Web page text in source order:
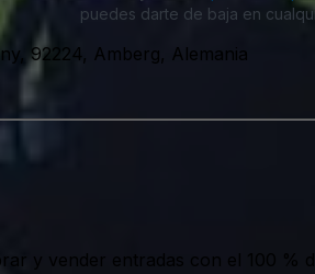
puedes darte de baja en
92224, Amberg, Alemania
y vender entradas con el 100 %